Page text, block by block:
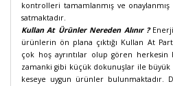
kontrolleri tamamlanmış ve onaylanmış
satmaktadır.
Kullan At Ürünler Nereden Alınır ?
ürünlerin ön plana çıktığı Kullan At
çok hoş ayrıntılar olup gören herkesin
zamanki gibi küçük dokunuşlar ile
keseye uygun ürünler bulunmaktadır.